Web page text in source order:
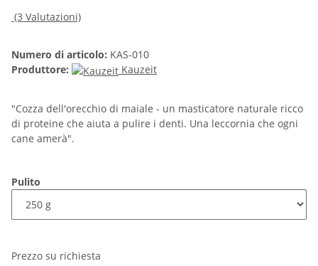
(3 Valutazioni)
Numero di articolo: KAS-010
Produttore:
Kauzeit
"Cozza dell'orecchio di maiale - un masticatore naturale ricco
di proteine che aiuta a pulire i denti. Una leccornia che ogni
cane amerà".
Pulito
Prezzo su richiesta